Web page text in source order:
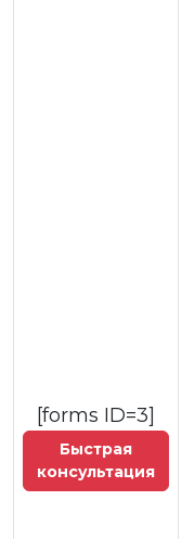
[forms ID=3]
Быстрая
консультация